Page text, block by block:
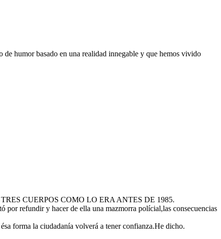
de humor basado en una realidad innegable y que hemos vivido
TRES CUERPOS COMO LO ERA ANTES DE 1985.
por refundir y hacer de ella una mazmorra polícial,las consecuencias
forma la ciudadanía volverá a tener confianza.He dicho.